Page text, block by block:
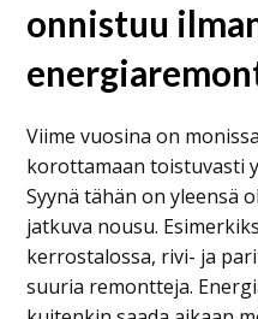
onnistuu
Viime vuosina on
korottamaan toistuvasti
Syynä tähän on yleensä
jatkuva nousu.
kerrostalossa, rivi- ja
suuria remontteja.